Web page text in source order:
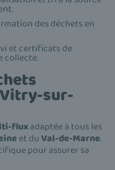
des déchets en
et certificats de
collecte.
sur-
fluxadaptée à tous les
et duVal-de-Marne.
pour assurer sa